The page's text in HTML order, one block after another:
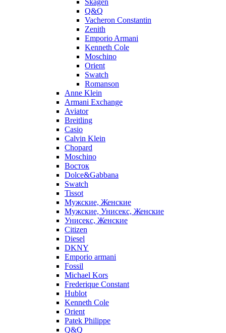
Skagen
Q&Q
Vacheron Constantin
Zenith
Emporio Armani
Kenneth Cole
Moschino
Orient
Swatch
Romanson
Anne Klein
Armani Exchange
Aviator
Breitling
Casio
Calvin Klein
Chopard
Moschino
Восток
Dolce&Gabbana
Swatch
Tissot
Мужские, Женские
Мужские, Унисекс, Женские
Унисекс, Женские
Citizen
Diesel
DKNY
Emporio armani
Fossil
Michael Kors
Frederique Constant
Hublot
Kenneth Cole
Orient
Patek Philippe
Q&Q